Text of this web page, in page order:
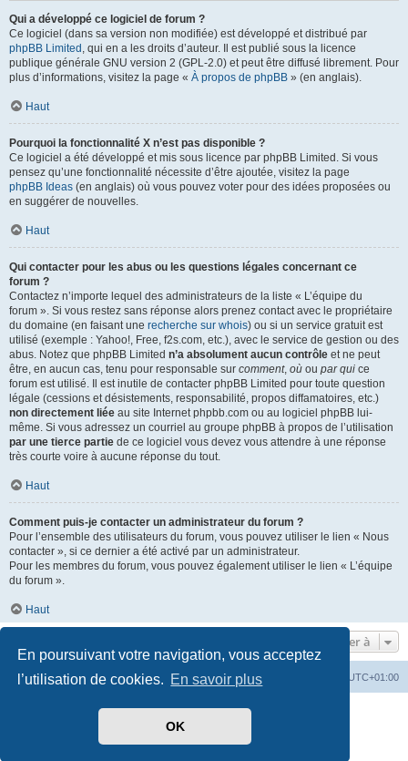
En poursuivant votre navigation, vous acceptez
l’utilisation de cookies. En savoir plus
OK
Qui a développé ce logiciel de forum ?
Ce logiciel (dans sa version non modifiée) est développé et distribué par
phpBB Limited , qui en a les droits d’auteur. Il est publié sous la licence
publique générale GNU version 2 (GPL-2.0) et peut être diffusé librement. Pour
plus d’informations, visitez la page « À propos de phpBB » (en anglais).
Haut
Pourquoi la fonctionnalité X n’est pas disponible ?
Ce logiciel a été développé et mis sous licence par phpBB Limited. Si vous
pensez qu’une fonctionnalité nécessite d’être ajoutée, visitez la page
phpBB Ideas (en anglais) où vous pouvez voter pour des idées proposées ou
en suggérer de nouvelles.
Haut
Qui contacter pour les abus ou les questions légales concernant ce
forum ?
Contactez n’importe lequel des administrateurs de la liste « L’équipe du
forum ». Si vous restez sans réponse alors prenez contact avec le propriétaire
du domaine (en faisant une recherche sur whois) ou si un service gratuit est
utilisé (exemple : Yahoo!, Free, f2s.com, etc.), avec le service de gestion ou des
abus. Notez que phpBB Limited n’a absolument aucun contrôle et ne peut
être, en aucun cas, tenu pour responsable sur comment, où ou par qui ce
forum est utilisé. Il est inutile de contacter phpBB Limited pour toute question
légale (cessions et désistements, responsabilité, propos diffamatoires, etc.)
non directement liée au site Internet phpbb.com ou au logiciel phpBB lui-
même. Si vous adressez un courriel au groupe phpBB à propos de l’utilisation
par une tierce partie de ce logiciel vous devez vous attendre à une réponse
très courte voire à aucune réponse du tout.
Haut
Comment puis-je contacter un administrateur du forum ?
Pour l’ensemble des utilisateurs du forum, vous pouvez utiliser le lien « Nous
contacter », si ce dernier a été activé par un administrateur.
Pour les membres du forum, vous pouvez également utiliser le lien « L’équipe
du forum ».
Haut
Aller à
Index du forum UTC+01:00
Développé parphpBB® Forum Software © phpBB Limited
Traduit par
Side-car club Français